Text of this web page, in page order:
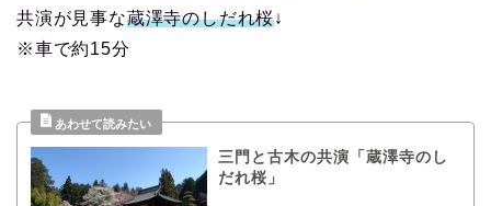
共演が見事な蔵澤寺のしだれ桜↓
※車で約15分
三門と古木の共演「蔵澤寺のし
だれ桜」